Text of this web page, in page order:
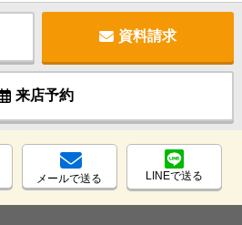
資料請求
来店予約
メールで送る LINEで送る